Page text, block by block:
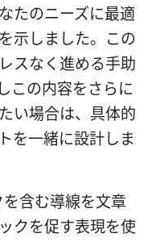
たのニーズに最適
示しました。この
スなく進める手助
この内容をさらに
い場合は、具体的
を一緒に設計しま
を含む導線を文章
クを促す表現を使